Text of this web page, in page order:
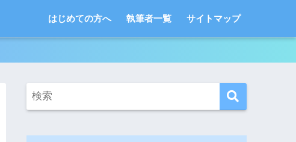
はじめての方へ 執筆者一覧 サイトマップ